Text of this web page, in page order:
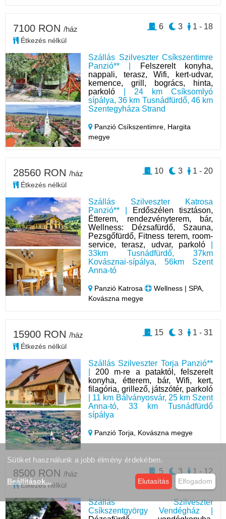
Szállás Szilveszter Csíkszentimre
Panzió** |
Felszerelt konyha,
nappali, terasz, Wifi, kert-udvar,
kemence, grill, bogrács, hinta,
parkoló | 24 km Csíksomlyó
sípálya, 36 km Tusnádfürdő, 46 km
Szentegyháza Strand
Panzió Csíkszentimre, Hargita
megye
7100 RON /ház
Étkezés nélkül
1 - 18
3
6
Szállás Szilveszter Katrosa
Panzió** |
Erdőszélen tisztáson,
Étterem, rendezvényterem, bár,
Wellness: Dézsafürdő, Szauna,
Pezsgőfürdő, Fitness terem, room-
service, terasz, udvar, parkoló|
33km Tusnádfürdő, 37km
Kovásznai-sípálya, 56km Szent
Anna-tó
Panzió Katrosa
Wellness | SPA,
Kovászna megye
28560 RON /ház
Étkezés nélkül
1 - 20
3
10
Szállás Szilveszter Torja Panzió**
200 m-re a pataktól, felszerelt
konyha, étterem, bár, Wifi, kert,
filagória, grillező, játszótér, parkoló
| 11 km Bálványosvár, 25 km Szent
Anna-tó, 33 km Tusnádfürdő
sípálya
Panzió Torja, Kovászna megye
15900 RON /ház
Étkezés nélkül
1 - 31
3
15
Szállás Szilveszter
Csíkszentgyörgy Vendégház |
8500 RON /ház
Étkezés nélkül
1 - 12
3
5
Sütiket használunk a jobb élmény érdekében.
Beállítások... Elutasítás Elfogadom